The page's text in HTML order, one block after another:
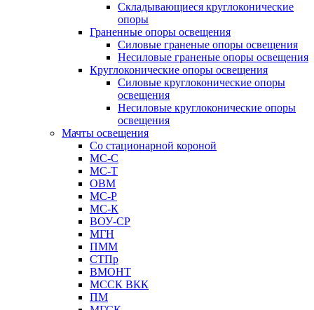
Складывающиеся круглоконические
опоры
Граненные опоры освещения
Силовые граненые опоры освещения
Несиловые граненые опоры освещения
Круглоконические опоры освещения
Силовые круглоконические опоры
освещения
Несиловые круглоконические опоры
освещения
Мачты освещения
Со стационарной короной
МС-С
МС-Т
ОВМ
МС-Р
МС-К
ВОУ-СР
МГН
ПММ
СТПр
ВМОНТ
МССК ВКК
ПМ